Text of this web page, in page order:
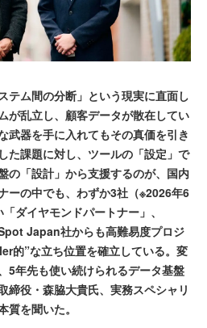
テム間の分断」という現実に直面し
が乱立し、顧客データが散在してい
武器を手に入れてもその真価を引き
た課題に対し、ツールの「設定」で
の「設計」から支援するのが、国内
ーの中でも、わずか3社（※2026年6
ダイヤモンドパートナー」、
Japan社からも高難易度プロジ
的”な立ち位置を確立している。変
5年先も使い続けられるデータ基盤
締役・森脇大貴氏、実務スペシャリ
質を聞いた。